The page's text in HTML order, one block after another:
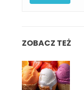
ZOBACZ TEŻ